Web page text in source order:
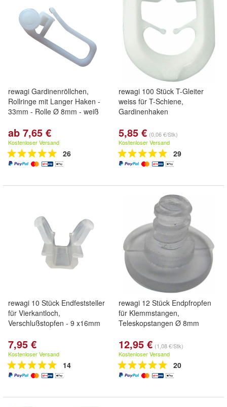
rewagi Gardinenröllchen,
Rollringe mit Langer Haken -
33mm - Rolle Ø 8mm - weiß
ab 7,65 €
Kostenloser Versand
26
rewagi 100 Stück T-Gleiter
weiss für T-Schiene,
Gardinenhaken
5,85 € (0,06 €/Stk)
Kostenloser Versand
29
rewagi 10 Stück Endfeststeller
für Vierkantloch,
Verschlußstopfen - 9 x16mm
7,95 €
Kostenloser Versand
14
rewagi 12 Stück Endpfropfen
für Klemmstangen,
Teleskopstangen Ø 8mm
12,95 € (1,08 €/Stk)
Kostenloser Versand
20